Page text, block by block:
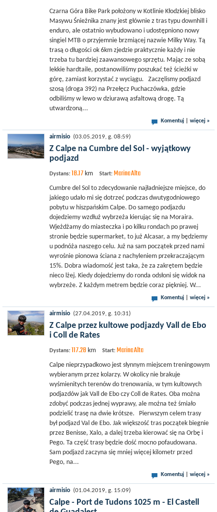
Czarna Góra Bike Park położony w Kotlinie Kłodzkiej blisko
Masywu Śnieżnika znany jest głównie z tras typu downhill i
enduro, ale ostatnio wybudowano i udostępniono nowy
singiel MTB o przyjemnie brzmiącej nazwie Milky Way. Tą
trasą o długości ok 6km zjedzie praktycznie każdy i nie
trzeba tu bardziej zaawansowego sprzętu. Mając ze sobą
lekkie hardtaile, postanowiliśmy poszukać też ścieżki w
górę, zamiast korzystać z wyciągu. Zaczęlismy podjazd
szosą (droga 392) na Przełęcz Puchaczówka, gdzie
odbiliśmy w lewo w dziurawą asfaltową drogę. Tą
utwardzoną...
Komentuj więcej »
airmisio (03.05.2019, g. 08:59)
Z Calpe na Cumbre del Sol - wyjątkowy
podjazd
Dystans: 18.17 km Start: Marina Alta
Cumbre del Sol to zdecydowanie najładniejsze miejsce, do
jakiego udało mi się dotrzeć podczas dwutygodniowego
pobytu w hiszpańskim Calpe. Do samego podjazdu
dojedziemy wzdłuż wybrzeża kierując się na Moraira.
Wjeżdżamy do miasteczka i po kilku rondach po prawej
stronie będzie supermarket, to już Alcasar, a my będziemy
u podnóża naszego celu. Już na sam początek przed nami
wyrośnie pionowa ściana z nachyleniem przekraczającym
15%. Dobra wiadomość jest taka, że za zakrętem będzie
nieco lżej. Kiedy dojedziemy do ronda odsłoni się widok na
wybrzeże. Z każdym metrem będzie coraz piękniej. W...
Komentuj więcej »
airmisio (27.04.2019, g. 10:31)
Z Calpe przez kultowe podjazdy Vall de Ebo
i Coll de Rates
Dystans: 117.28 km Start: Marina Alta
Calpe nieprzypadkowo jest słynnym miejscem treningowym
wybieranym przez kolarzy. W okolicy nie brakuje
wyśmienitych terenów do trenowania, w tym kultowych
podjazdów jak Vall de Ebo czy Coll de Rates. Oba można
zdobyć podczas jednej wyprawy, ale można też śmiało
podzielić trasę na dwie krótsze. Pierwszym celem trasy
był podjazd Val de Ebo. Jak większość tras początek biegnie
przez Benisse, Xalo, a dalej trzeba kierować się na Orbę i
Pego. Ta część trasy będzie dość mocno pofaudowana.
Sam podjazd zaczyna się mniej więcej kilometr przed
Pego, na...
Komentuj więcej »
airmisio (01.04.2019, g. 15:09)
Calpe - Port de Tudons 1025 m - El Castell